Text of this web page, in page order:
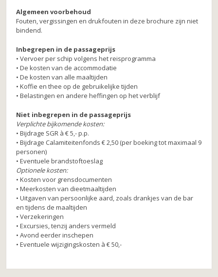
Algemeen voorbehoud
Fouten, vergissingen en drukfouten in deze brochure zijn niet
bindend.
Inbegrepen in de passageprijs
• Vervoer per schip volgens het reisprogramma
• De kosten van de accommodatie
• De kosten van alle maaltijden
• Koffie en thee op de gebruikelijke tijden
• Belastingen en andere heffingen op het verblijf
Niet inbegrepen in de passageprijs
Verplichte bijkomende kosten:
• Bijdrage SGR à € 5,- p.p.
• Bijdrage Calamiteitenfonds € 2,50 (per boeking tot maximaal 9
personen)
• Eventuele brandstoftoeslag
Optionele kosten:
• Kosten voor grensdocumenten
• Meerkosten van dieetmaaltijden
• Uitgaven van persoonlijke aard, zoals drankjes van de bar
en tijdens de maaltijden
• Verzekeringen
• Excursies, tenzij anders vermeld
• Avond eerder inschepen
• Eventuele wijzigingskosten à € 50,-